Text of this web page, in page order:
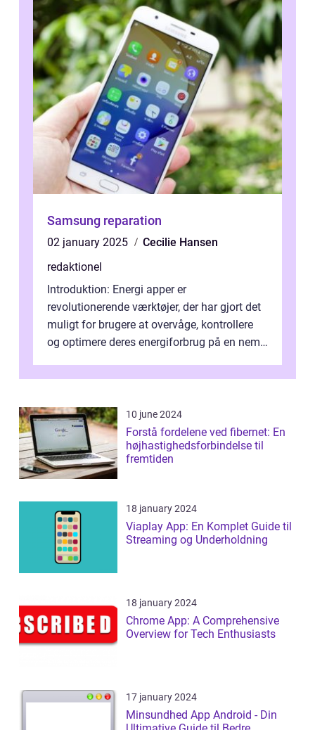
Samsung reparation
02 january 2025
Cecilie Hansen
redaktionel
Introduktion: Energi apper er
revolutionerende værktøjer, der har gjort det
muligt for brugere at overvåge, kontrollere
og optimere deres energiforbrug på en nem
10 june 2024
Forstå fordelene ved fibernet: En
højhastighedsforbindelse til
fremtiden
18 january 2024
Viaplay App: En Komplet Guide til
Streaming og Underholdning
18 january 2024
Chrome App: A Comprehensive
Overview for Tech Enthusiasts
17 january 2024
Minsundhed App Android - Din